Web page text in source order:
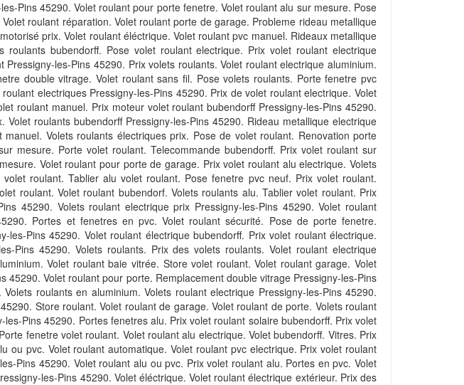
Pins 45290. Volet roulant pour porte fenetre. Volet roulant alu sur mesure. Pose
roulant réparation. Volet roulant porte de garage. Probleme rideau metallique
prix. Volet roulant éléctrique. Volet roulant pvc manuel. Rideaux metallique
roulants bubendorff. Pose volet roulant electrique. Prix volet roulant electrique
les-Pins 45290. Prix volets roulants. Volet roulant electrique aluminium.
double vitrage. Volet roulant sans fil. Pose volets roulants. Porte fenetre pvc
electriques Pressigny-les-Pins 45290. Prix de volet roulant electrique. Volet
roulant manuel. Prix moteur volet roulant bubendorff Pressigny-les-Pins 45290.
roulants bubendorff Pressigny-les-Pins 45290. Rideau metallique electrique
Volets roulants électriques prix. Pose de volet roulant. Renovation porte
mesure. Porte volet roulant. Telecommande bubendorff. Prix volet roulant sur
Volet roulant pour porte de garage. Prix volet roulant alu electrique. Volets
roulant. Tablier alu volet roulant. Pose fenetre pvc neuf. Prix volet roulant.
roulant. Volet roulant bubendorf. Volets roulants alu. Tablier volet roulant. Prix
45290. Volets roulant electrique prix Pressigny-les-Pins 45290. Volet roulant
Portes et fenetres en pvc. Volet roulant sécurité. Pose de porte fenetre.
Pins 45290. Volet roulant électrique bubendorff. Prix volet roulant électrique.
Pins 45290. Volets roulants. Prix des volets roulants. Volet roulant electrique
Volet roulant baie vitrée. Store volet roulant. Volet roulant garage. Volet
Volet roulant pour porte. Remplacement double vitrage Pressigny-les-Pins
roulants en aluminium. Volets roulant electrique Pressigny-les-Pins 45290.
Store roulant. Volet roulant de garage. Volet roulant de porte. Volets roulant
Pins 45290. Portes fenetres alu. Prix volet roulant solaire bubendorff. Prix volet
fenetre volet roulant. Volet roulant alu electrique. Volet bubendorff. Vitres. Prix
ou pvc. Volet roulant automatique. Volet roulant pvc electrique. Prix volet roulant
Pins 45290. Volet roulant alu ou pvc. Prix volet roulant alu. Portes en pvc. Volet
les-Pins 45290. Volet éléctrique. Volet roulant électrique extérieur. Prix des